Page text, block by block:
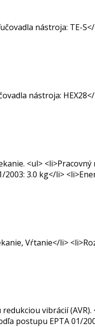
nástroja: TE-
nástroja:
<ul> <li>Pracovný
3.0 kg</li>
Vŕtanie</li>
vibrácií (AVR).
postupu EPTA 01/